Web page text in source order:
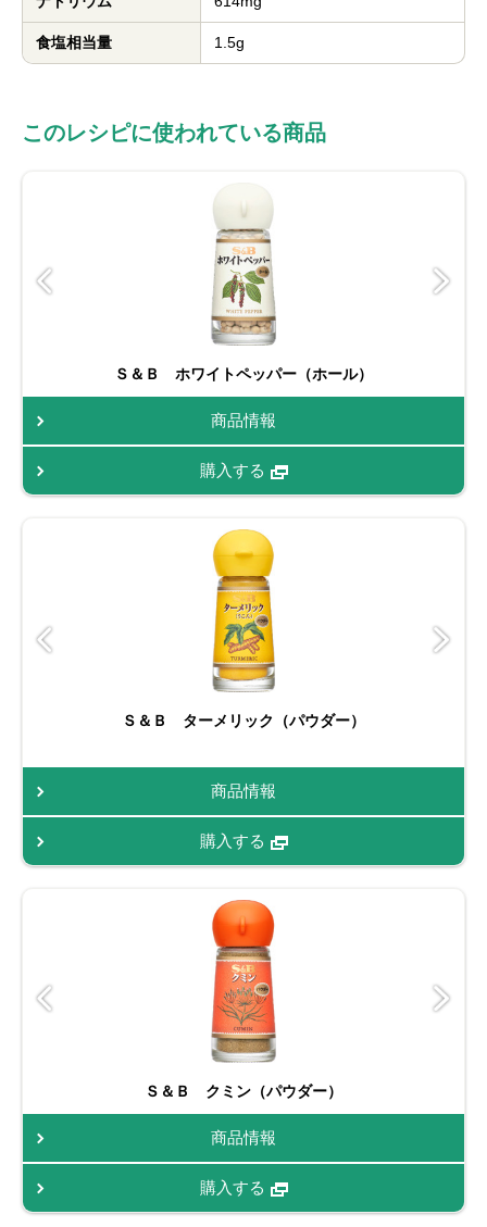
食塩相当量 1.5g
このレシピに使われている商品
Ｓ＆Ｂ ホワイトペッパー（ホール）
商品情報
購入する
Ｓ＆Ｂ ターメリック（パウダー）
商品情報
購入する
Ｓ＆Ｂ クミン（パウダー）
商品情報
購入する